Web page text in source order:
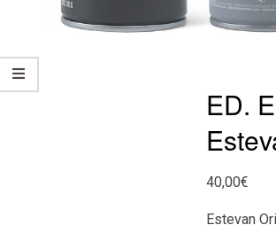
ED.
40,00€
Estevan